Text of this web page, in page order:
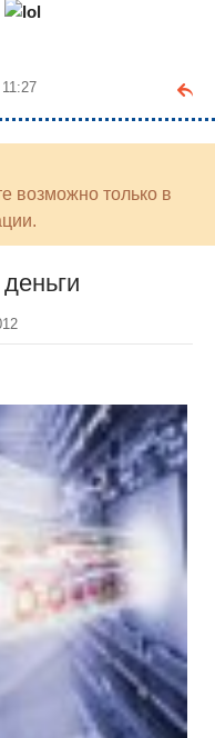
возможно только в